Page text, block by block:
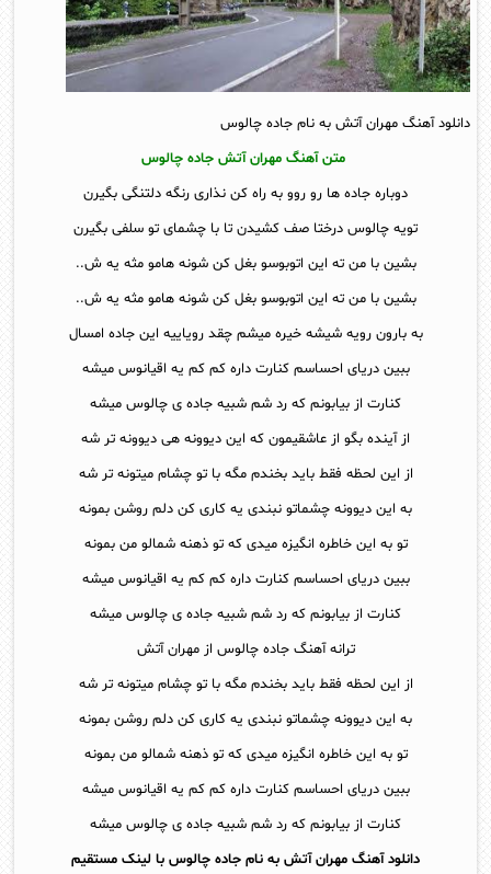
دانلود آهنگ مهران آتش به نام جاده چالوس
متن آهنگ مهران آتش جاده چالوس
دوباره جاده ها رو روو به راه کن نذاری رنگه دلتنگی بگیرن
تویه چالوس درختا صف کشیدن تا با چشمای تو سلفی بگیرن
بشین با من ته این اتوبوسو بغل کن شونه هامو مثه یه ش..
بشین با من ته این اتوبوسو بغل کن شونه هامو مثه یه ش..
به بارون رویه شیشه خیره میشم چقد رویاییه این جاده امسال
ببین دریای احساسم کنارت داره کم کم یه اقیانوس میشه
کنارت از بیابونم که رد شم شبیه جاده ی چالوس میشه
از آینده بگو از عاشقیمون که این دیوونه هی دیوونه تر شه
از این لحظه فقط باید بخندم مگه با تو چشام میتونه تر شه
به این دیوونه چشماتو نبندی یه کاری کن دلم روشن بمونه
تو به این خاطره انگیزه میدی که تو ذهنه شمالو من بمونه
ببین دریای احساسم کنارت داره کم کم یه اقیانوس میشه
کنارت از بیابونم که رد شم شبیه جاده ی چالوس میشه
ترانه آهنگ جاده چالوس از مهران آتش
از این لحظه فقط باید بخندم مگه با تو چشام میتونه تر شه
به این دیوونه چشماتو نبندی یه کاری کن دلم روشن بمونه
تو به این خاطره انگیزه میدی که تو ذهنه شمالو من بمونه
ببین دریای احساسم کنارت داره کم کم یه اقیانوس میشه
کنارت از بیابونم که رد شم شبیه جاده ی چالوس میشه
دانلود آهنگ مهران آتش به نام جاده چالوس با لینک مستقیم